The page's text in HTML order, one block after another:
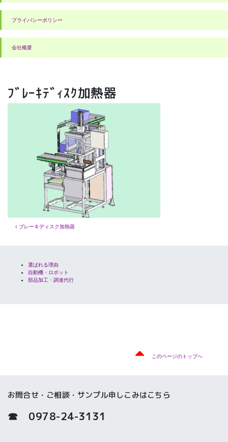
プライバシーポリシー
会社概要
ﾌﾞﾚｰｷﾃﾞｨｽｸ加熱器
投稿ナビゲーション
ブレーキディスク加熱器
選ばれる理由
自動機・ロボット
部品加工・調達代行
このページのトップへ
お問合せ・ご相談・サンプル申しこみはこちら
☎ 0978-24-3131